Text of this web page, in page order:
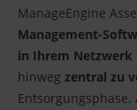
ManageEngine
Management-
in Ihrem Netzwerk
hinweg zentral zu